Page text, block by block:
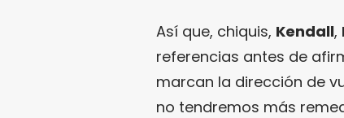
Así que, chiquis, Kendall,
referencias antes de
marcan la dirección de
no tendremos más